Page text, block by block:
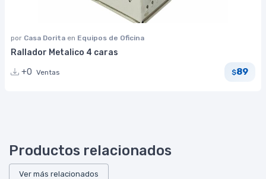
por Casa Dorita en Equipos de Oficina
Rallador Metalico 4 caras
+0 Ventas $89
Productos relacionados
Ver más relacionados